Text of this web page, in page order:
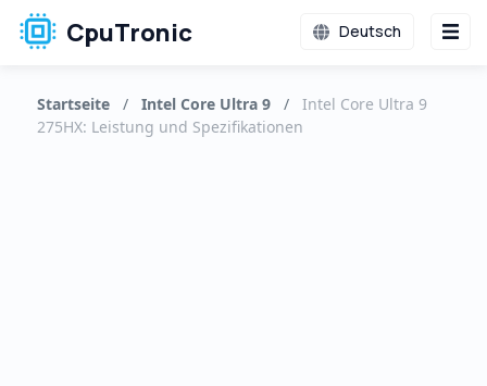
CpuTronic Deutsch
Startseite / Intel Core Ultra 9 /
Intel Core Ultra 9
275HX: Leistung und Spezifikationen